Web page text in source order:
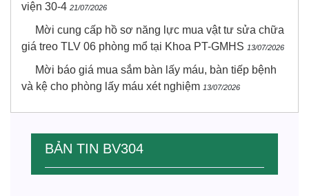
viện 30-4 21/07/2026
Mời cung cấp hồ sơ năng lực mua vật tư sửa chữa
giá treo TLV 06 phòng mổ tại Khoa PT-GMHS 13/07/2026
Mời báo giá mua sắm bàn lấy máu, bàn tiếp bệnh
và kệ cho phòng lấy máu xét nghiệm 13/07/2026
BẢN TIN BV304